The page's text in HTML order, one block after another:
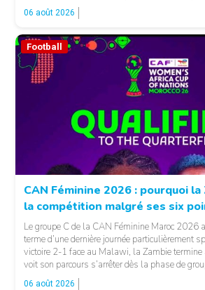
fonctions. LA SUITE APRÈS LA PUBLICITÉ
relayées par Allez Les Lions, […]
06 août 2026
Football
CAN Féminine 2026 : pourquoi
la compétition malgré ses six
Le groupe C de la CAN Féminine Maroc 2026
terme d’une dernière journée particulièrement
victoire 2-1 face au Malawi, la Zambie termine
voit son parcours s’arrêter dès la phase de
qui peut surprendre au regard du classement
06 août 2026